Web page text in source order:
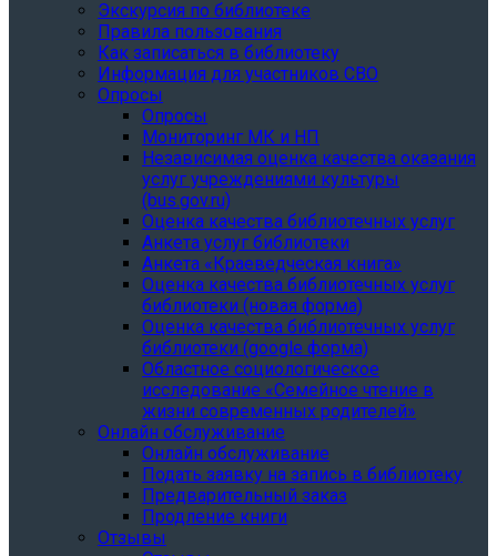
Экскурсия по библиотеке
Правила пользования
Как записаться в библиотеку
Информация для участников СВО
Опросы
Опросы
Мониторинг МК и НП
Независимая оценка качества оказания
услуг учреждениями культуры
(bus.gov.ru)
Оценка качества библиотечных услуг
Анкета услуг библиотеки
Анкета «Краеведческая книга»
Oценка качества библиотечных услуг
библиотеки (новая форма)
Oценка качества библиотечных услуг
библиотеки (google форма)
Областное социологическое
исследование «Семейное чтение в
жизни современных родителей»
Онлайн обслуживание
Онлайн обслуживание
Подать заявку на запись в библиотеку
Предварительный заказ
Продление книги
Отзывы